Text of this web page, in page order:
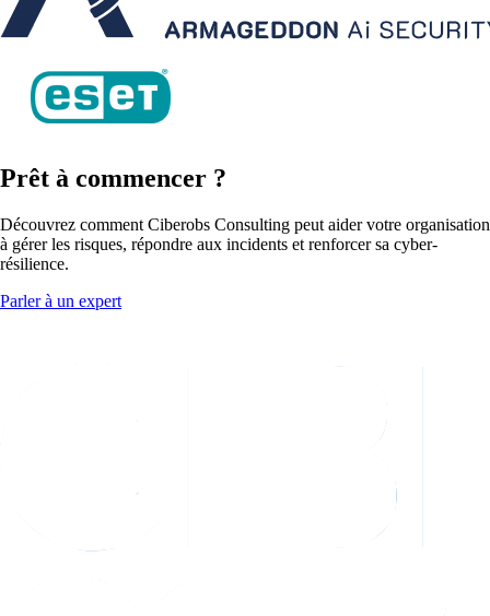
Prêt à commencer ?
Découvrez comment Ciberobs Consulting peut aider votre organisation
à gérer les risques, répondre aux incidents et renforcer sa cyber-
résilience.
Parler à un expert